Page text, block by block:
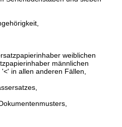
weiblichen
männlichen
in allen anderen Fällen,